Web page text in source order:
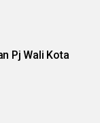
Pj Wali Kota